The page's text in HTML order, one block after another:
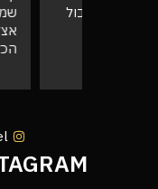
שמצאתי את
אצלי,
הכל